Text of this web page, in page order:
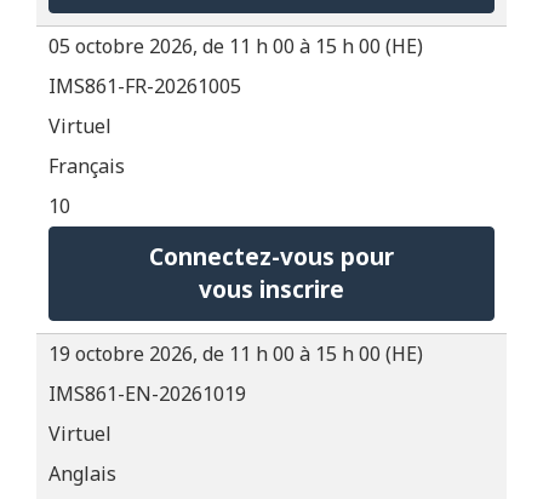
05 octobre 2026, de 11 h 00 à 15 h 00 (HE)
IMS861-FR-20261005
Virtuel
Français
10
Connectez-vous pour
vous inscrire
19 octobre 2026, de 11 h 00 à 15 h 00 (HE)
IMS861-EN-20261019
Virtuel
Anglais